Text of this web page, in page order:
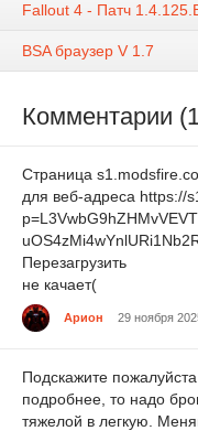
Fallout 4 - Патч
BSA браузер V 1.7
Комментарии
Страница
для веб-адреса https://
Перезагрузить
не качает(
Арион 29 ноября
Подскажите
подробнее, то надо
тяжелой в легкую.